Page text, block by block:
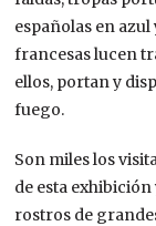
españolas en
francesas lucen
ellos, portan y
fuego.
Son miles los
de esta exhibición
rostros de